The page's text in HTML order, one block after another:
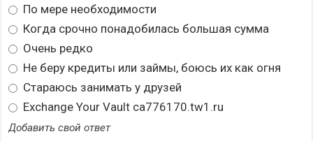
По мере необходимости
Когда срочно понадобилась большая сумма
Очень редко
Не беру кредиты или займы, боюсь их как огня
Стараюсь занимать у друзей
Exchange Your Vault ca776170.tw1.ru
Добавить свой ответ